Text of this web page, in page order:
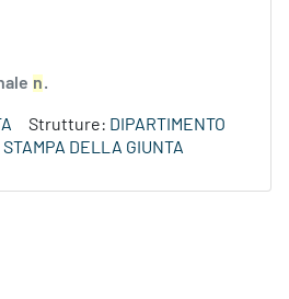
n.
Strutture: DIPARTIMENTO
STAMPA DELLA GIUNTA